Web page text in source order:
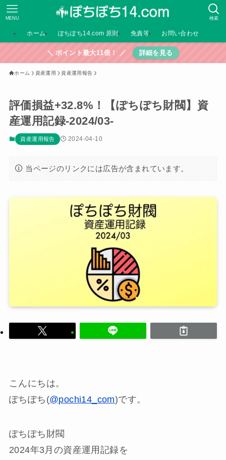
検索
MENU
ホーム ぽちぽち14.com 原則 免責等 お問い合わせ
＼ ポイント最大11倍！ ／ 詳細を見る
ホーム 資産運用 資産運用報告
評価損益+32.8%！【ぽちぽち財閥】資
産運用記録-2024/03-
資産運用報告 2024-04-10
当ページのリンクには広告が含まれています。
こんにちは。
ぽちぽち(@pochi14_com)です。
ぽちぽち財閥
2024年3月の資産運用記録を